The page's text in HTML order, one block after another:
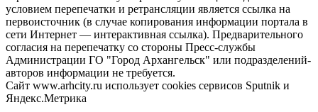
условием перепечатки и ретрансляции является ссылка на
первоисточник (в случае копирования информации портала в
сети Интернет — интерактивная ссылка). Предварительного
согласия на перепечатку со стороны Пресс-службы
Администрации ГО "Город Архангельск" или подразделений-
авторов информации не требуется.
Сайт www.arhcity.ru использует cookies сервисов Sputnik и
Яндекс.Метрика